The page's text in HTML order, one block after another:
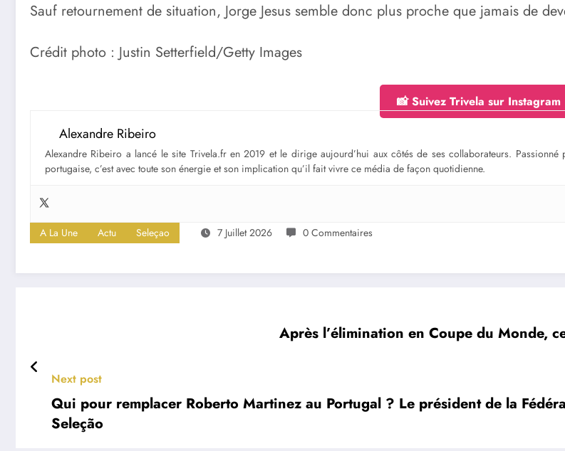
Sauf retournement de situation, Jorge Jesus semble donc plus proche que jamais de
Crédit photo : Justin Setterfield/Getty Images
📸 Suivez Trivela sur Instagram
Alexandre Ribeiro
Alexandre Ribeiro a lancé le site Trivela.fr en 2019 et le dirige aujourd’hui aux côtés de ses collaborateurs.
portugaise, c’est avec toute son énergie et son implication qu’il fait vivre ce média de façon quotidienne.
A La Une Actu Seleçao 7 Juillet 2026 0 Commentaires
Après l’élimination en Coupe du Monde,
Next post
Qui pour remplacer Roberto Martinez au Portugal ? Le président de la
Seleção